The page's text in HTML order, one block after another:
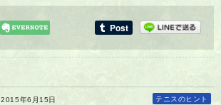
2015年6月15日 テニスのヒント